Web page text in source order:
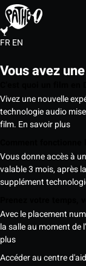
FREN
Vous avez
Vivez une nouvelle
technologie audio
film. En savoir plus
Vous donne accès à
valable 3 mois, après
supplément
Avec le placement
la salle au moment de
plus
Accéder au centre